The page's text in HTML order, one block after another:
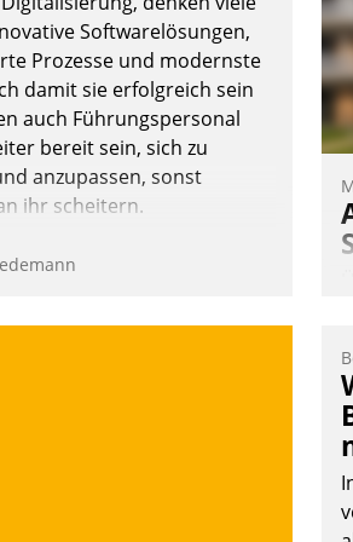
-
Softwarelösungen,
Prozesse und modernste
damit sie erfolgreich sein
auch Führungspersonal
bereit sein, sich zu
anzupassen, sonst
ihr scheitern.